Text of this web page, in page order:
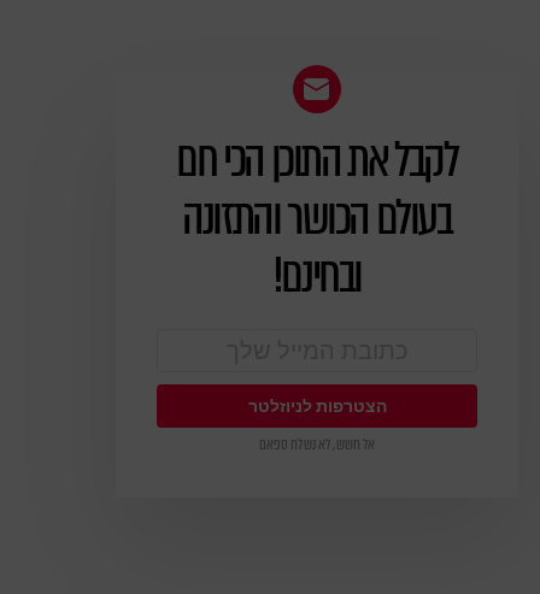
ניוזלטר
לקבל את התוכן הכי חם
בעולם הכושר והתזונה
ובחינם!
אל חשש, לא נשלח ספאם